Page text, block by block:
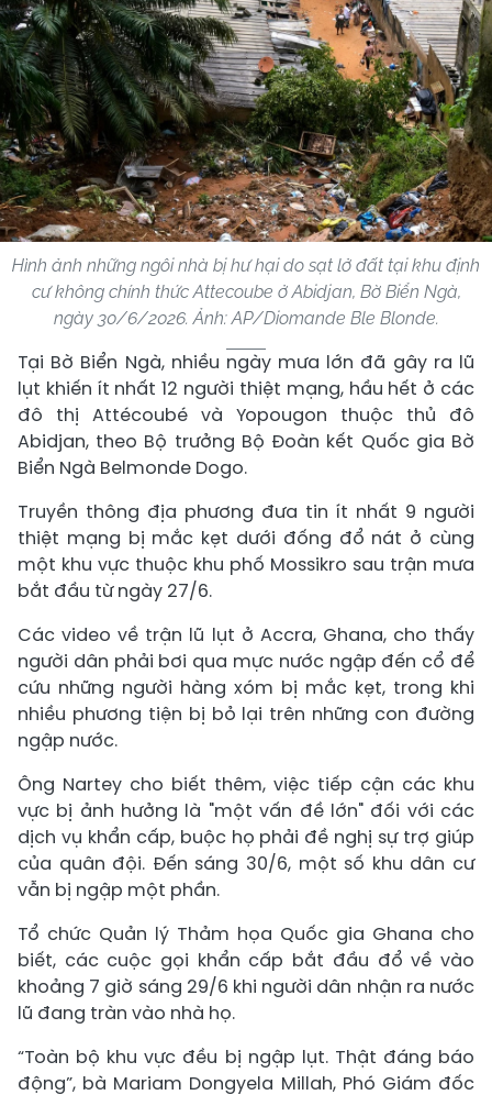
Hình ảnh những ngôi nhà bị hư hại do sạt lở đất tại khu định
cư không chính thức Attecoube ở Abidjan, Bờ Biển Ngà,
ngày 30/6/2026. Ảnh: AP/Diomande Ble Blonde.
Tại Bờ Biển Ngà, nhiều ngày mưa lớn đã gây ra lũ
lụt khiến ít nhất 12 người thiệt mạng, hầu hết ở các
đô thị Attécoubé và Yopougon thuộc thủ đô
Abidjan, theo Bộ trưởng Bộ Đoàn kết Quốc gia Bờ
Biển Ngà Belmonde Dogo.
Truyền thông địa phương đưa tin ít nhất 9 người
thiệt mạng bị mắc kẹt dưới đống đổ nát ở cùng
một khu vực thuộc khu phố Mossikro sau trận mưa
bắt đầu từ ngày 27/6.
Các video về trận lũ lụt ở Accra, Ghana, cho thấy
người dân phải bơi qua mực nước ngập đến cổ để
cứu những người hàng xóm bị mắc kẹt, trong khi
nhiều phương tiện bị bỏ lại trên những con đường
ngập nước.
Ông Nartey cho biết thêm, việc tiếp cận các khu
vực bị ảnh hưởng là "một vấn đề lớn" đối với các
dịch vụ khẩn cấp, buộc họ phải đề nghị sự trợ giúp
của quân đội. Đến sáng 30/6, một số khu dân cư
vẫn bị ngập một phần.
Tổ chức Quản lý Thảm họa Quốc gia Ghana cho
biết, các cuộc gọi khẩn cấp bắt đầu đổ về vào
khoảng 7 giờ sáng 29/6 khi người dân nhận ra nước
lũ đang tràn vào nhà họ.
“Toàn bộ khu vực đều bị ngập lụt. Thật đáng báo
động”, bà Mariam Dongyela Millah, Phó Giám đốc